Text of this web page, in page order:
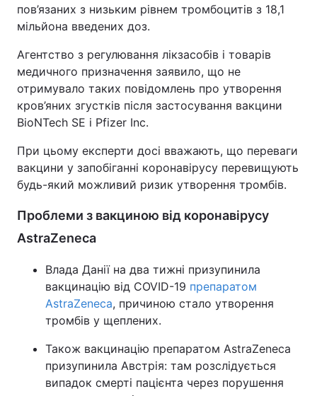
Тема оформлення
пов’язаних з низьким рівнем тромбоцитів з 18,1
мільйона введених доз.
Агентство з регулювання лікзасобів і товарів
медичного призначення заявило, що не
отримувало таких повідомлень про утворення
кров’яних згустків після застосування вакцини
BioNTech SE і Pfizer Inc.
При цьому експерти досі вважають, що переваги
вакцини у запобіганні коронавірусу перевищують
будь-який можливий ризик утворення тромбів.
Проблеми з вакциною від коронавірусу
AstraZeneca
Влада Данії на два тижні призупинила
вакцинацію від COVID-19 препаратом
AstraZeneca, причиною стало утворення
тромбів у щеплених.
Також вакцинацію препаратом AstraZeneca
призупинила Австрія: там розслідується
випадок смерті пацієнта через порушення